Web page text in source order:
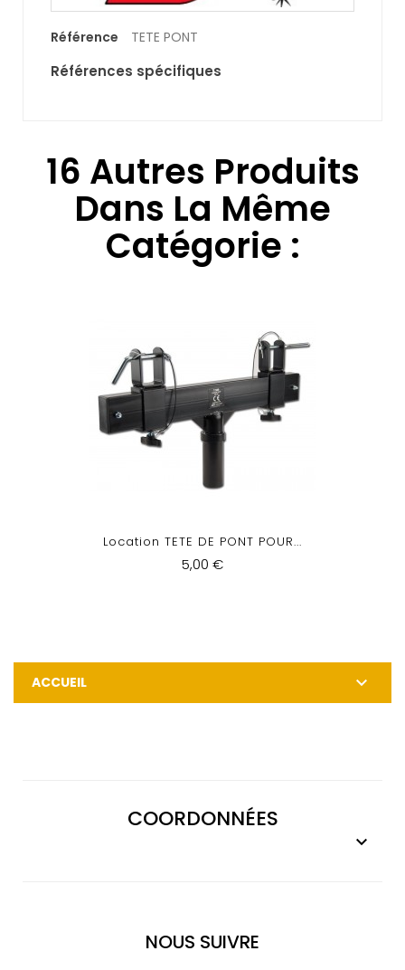
Référence TETE PONT
Références spécifiques
16 Autres Produits
Dans La Même
Catégorie :
Location TETE DE PONT POUR...
5,00 €
ACCUEIL 
COORDONNÉES

NOUS SUIVRE